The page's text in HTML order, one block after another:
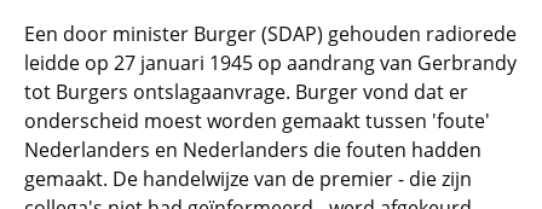
Een door minister Burger (SDAP) gehouden radiorede
leidde op 27 januari 1945 op aandrang van Gerbrandy
tot Burgers ontslagaanvrage. Burger vond dat er
onderscheid moest worden gemaakt tussen 'foute'
Nederlanders en Nederlanders die fouten hadden
gemaakt. De handelwijze van de premier - die zijn